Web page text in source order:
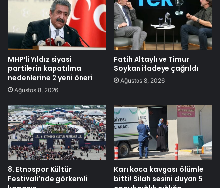
MHP’li Yıldız siyasi
partilerin kapatılma
nedenlerine 2 yeni öneri
Ağustos 8, 2026
Fatih Altaylı ve Timur
Soykan ifadeye çağrıldı
Ağustos 8, 2026
8. Etnospor Kültür
Festivali’nde görkemli
Karı koca kavgası ölümle
bitti! Silah sesini duyan 5